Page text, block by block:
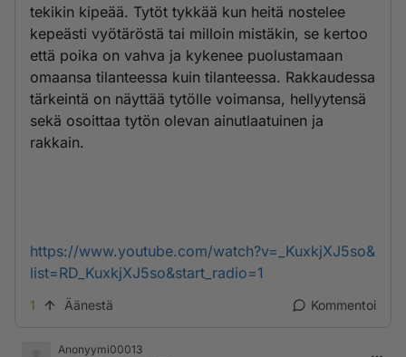
tekikin kipeää. Tytöt tykkää kun heitä nostelee
kepeästi vyötäröstä tai milloin mistäkin, se kertoo
että poika on vahva ja kykenee puolustamaan
omaansa tilanteessa kuin tilanteessa. Rakkaudessa
tärkeintä on näyttää tytölle voimansa, hellyytensä
sekä osoittaa tytön olevan ainutlaatuinen ja
rakkain.
https://www.youtube.com/watch?v=_KuxkjXJ5so&
list=RD_KuxkjXJ5so&start_radio=1
1 Äänestä Kommentoi
Anonyymi00013